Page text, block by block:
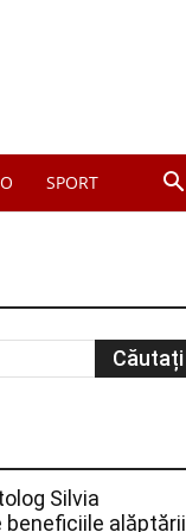
SPORT
Silvia
beneficiile alăptării